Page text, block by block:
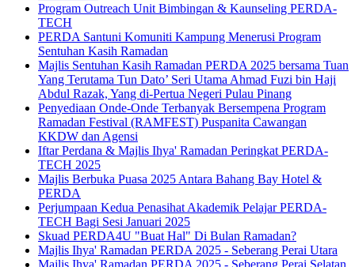
Program Outreach Unit Bimbingan & Kaunseling PERDA-
TECH
PERDA Santuni Komuniti Kampung Menerusi Program
Sentuhan Kasih Ramadan
Majlis Sentuhan Kasih Ramadan PERDA 2025 bersama Tuan
Yang Terutama Tun Dato’ Seri Utama Ahmad Fuzi bin Haji
Abdul Razak, Yang di-Pertua Negeri Pulau Pinang
Penyediaan Onde-Onde Terbanyak Bersempena Program
Ramadan Festival (RAMFEST) Puspanita Cawangan
KKDW dan Agensi
Iftar Perdana & Majlis Ihya' Ramadan Peringkat PERDA-
TECH 2025
Majlis Berbuka Puasa 2025 Antara Bahang Bay Hotel &
PERDA
Perjumpaan Kedua Penasihat Akademik Pelajar PERDA-
TECH Bagi Sesi Januari 2025
Skuad PERDA4U "Buat Hal" Di Bulan Ramadan?
Majlis Ihya' Ramadan PERDA 2025 - Seberang Perai Utara
Majlis Ihya' Ramadan PERDA 2025 - Seberang Perai Selatan